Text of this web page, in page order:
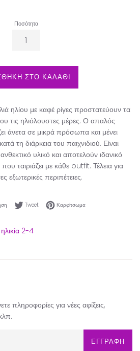
Ποσότητα
ΣΤΟ ΚΑΛΑΘΙ
ηλίου με καφέ ρίγες προστατεύουν τα
τις ηλιόλουστες μέρες. Ο απαλός
άνετα σε μικρά πρόσωπα και μένει
τη διάρκεια του παιχνιδιού. Είναι
υλικό και αποτελούν ιδανικό
ταιριάζει με κάθε outfit. Τέλεια για
εξωτερικές περιπέτειες.
Κοινοποίηση στο Facebook
TweetTweet στο Twitter
ΚαρφίτσωμαΚαρφίτσωμα στο
ηλικία 2-4
πληροφορίες για νέες αφίξεις,
ΕΓΓΡΑΦΗ